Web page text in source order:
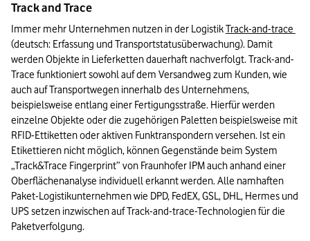
Track and Trace
Immer mehr Unternehmen nutzen in der Logistik
(deutsch: Erfassung und Transportstatusüberwachung). Damit
werden Objekte in Lieferketten dauerhaft nachverfolgt. Track-and-
Trace funktioniert sowohl auf dem Versandweg zum Kunden, wie
auch auf Transportwegen innerhalb des Unternehmens,
beispielsweise entlang einer Fertigungsstraße. Hierfür werden
einzelne Objekte oder die zugehörigen Paletten beispielsweise mit
RFID-Ettiketten oder aktiven Funktranspondern versehen. Ist ein
Etikettieren nicht möglich, können Gegenstände beim System
„Track&Trace Fingerprint” von Fraunhofer IPM auch anhand einer
Oberflächenanalyse individuell erkannt werden. Alle namhaften
Paket-Logistikunternehmen wie DPD, FedEX, GSL, DHL, Hermes und
UPS setzen inzwischen auf Track-and-trace-Technologien für die
Paketverfolgung.